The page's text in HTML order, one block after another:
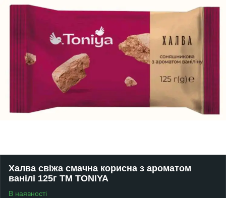
Халва свіжа смачна корисна з ароматом
ванілі 125г ТМ TONIYA
В наявності